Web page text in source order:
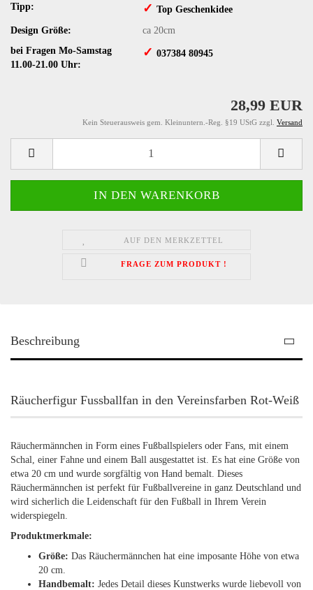
Tipp:
✓​Top Geschenkidee
Design Größe:
ca 20cm
bei Fragen Mo-Samstag
11.00-21.00 Uhr:
✓ ​ 037384 80945
28,99 EUR
Kein Steuerausweis gem. Kleinuntern.-Reg. §19 UStG zzgl. Versand
AUF DEN MERKZETTEL
FRAGE ZUM PRODUKT !
Beschreibung
Räucherfigur Fussballfan in den Vereinsfarben Rot-Weiß
Räuchermännchen in Form eines Fußballspielers oder Fans, mit einem
Schal, einer Fahne und einem Ball ausgestattet ist. Es hat eine Größe von
etwa 20 cm und wurde sorgfältig von Hand bemalt. Dieses
Räuchermännchen ist perfekt für Fußballvereine in ganz Deutschland und
wird sicherlich die Leidenschaft für den Fußball in Ihrem Verein
widerspiegeln.
Produktmerkmale:
Größe: Das Räuchermännchen hat eine imposante Höhe von etwa
20 cm.
Handbemalt: Jedes Detail dieses Kunstwerks wurde liebevoll von